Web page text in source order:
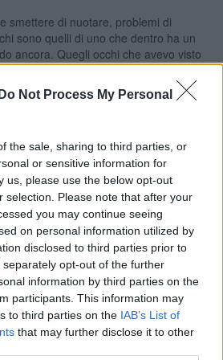
Do Not Process My Personal
the sale, sharing to third parties, or
or sensitive information for
us, please use the below opt-out
selection. Please note that after your
you may continue seeing
on personal information utilized by
disclosed to third parties prior to
opt-out of the further
information by third parties on the
participants. This information may
to third parties on the IAB’s List of
that may further disclose it to other
smettere di nuotare, problemi di
sono quelli di uno che dentro ha un
ancora. Quegli occhi che avevo visto
una gara andata bene, di belle
occhi mi dicevano che adesso
non avrebbe voluto, smettere di nuotare,
su facebook.Il ragazzino è
ci parli, capisci anche che l’uomo ne ha
vita facile non l’ha avuta, ma non è
intelligente, determinato, ricco di
un’azienda che ha contribuito a
e competenze importanti. Il sentire
ci si vuol bene ce lo siamo scritti non
onestà e competenza nelle cose che fa,
per il centro destra, che non è
ideale. Ma rappresenta, per me,
aldilà delle etichette conta la persona.